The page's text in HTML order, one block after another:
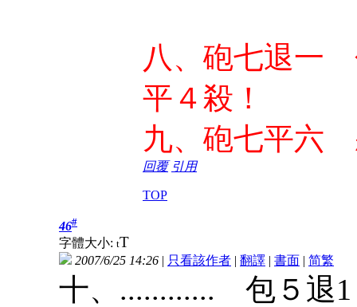
八、砲七退一
平４殺！
九、砲七平六
回覆 引用
TOP
46#
字體大小: tT
2007/6/25 14:26 | 只看該作者 | 翻譯 | 書面 | 简繁
十、............ 包５退1